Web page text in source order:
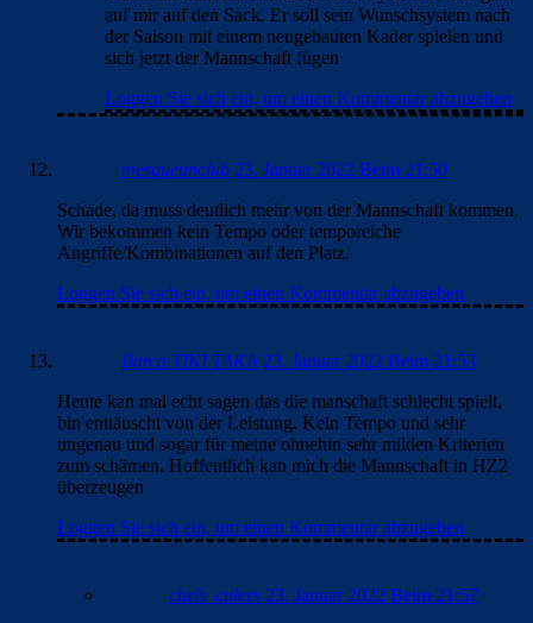
auf mir auf den Sack. Er soll sein Wunschsystem nach
der Saison mit einem neugebauten Kader spielen und
sich jetzt der Mannschaft fügen
Loggen Sie sich ein, um einen Kommentar abzugeben
mesqueunclub 23. Januar 2022 Beim 21:50
Schade, da muss deutlich mehr von der Mannschaft kommen.
Wir bekommen kein Tempo oder temporeiche
Angriffe/Kombinationen auf den Platz.
Loggen Sie sich ein, um einen Kommentar abzugeben
Barca TIKI TAKA 23. Januar 2022 Beim 21:53
Heute kan mal echt sagen das die manschaft schlecht spielt,
bin enttäuscht von der Leistung. Kein Tempo und sehr
ungenau und sogar für meine ohnehin sehr milden Kriterien
zum schämen. Hoffentlich kan mich die Mannschaft in HZ2
überzeugen
Loggen Sie sich ein, um einen Kommentar abzugeben
chris_culers 23. Januar 2022 Beim 21:57